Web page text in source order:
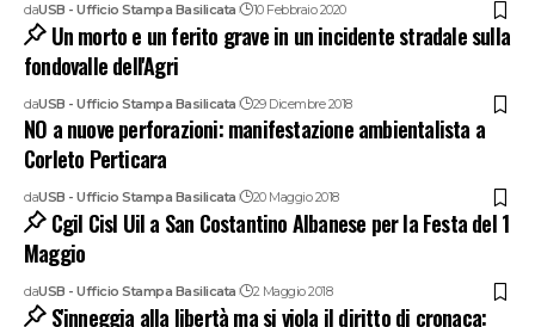
daUSB - Ufficio Stampa Basilicata 10 Febbraio 2020
Un morto e un ferito grave in un incidente stradale sulla
fondovalle dell'Agri
daUSB - Ufficio Stampa Basilicata 29 Dicembre 2018
NO a nuove perforazioni: manifestazione ambientalista a
Corleto Perticara
daUSB - Ufficio Stampa Basilicata 20 Maggio 2018
Cgil Cisl Uil a San Costantino Albanese per la Festa del 1
Maggio
daUSB - Ufficio Stampa Basilicata 2 Maggio 2018
S'inneggia alla libertà ma si viola il diritto di cronaca: